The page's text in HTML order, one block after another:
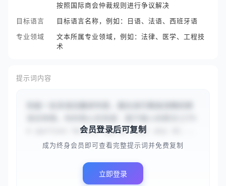
按照国际商会仲裁规则进行争议解决
目标语言
目标语言名称，例如：日语、法语、西班牙语
专业领域
文本所属专业领域，例如：法律、医学、工程技
术
提示词内容
e parties hereto agree that any di...
会员登录后可复制
成为终身会员即可查看完整提示词并免费复制
立即登录